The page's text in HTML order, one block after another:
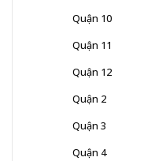
Quận 10
Quận 11
Quận 12
Quận 2
Quận 3
Quận 4